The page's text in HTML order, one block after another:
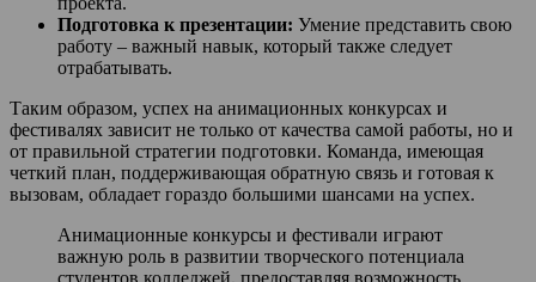
Подготовка к презентации: Умение представить свою
работу – важный навык, который также следует
отрабатывать.
Таким образом, успех на анимационных конкурсах и
фестивалях зависит не только от качества самой работы, но и
от правильной стратегии подготовки. Команда, имеющая
четкий план, поддерживающая обратную связь и готовая к
вызовам, обладает гораздо большими шансами на успех.
Анимационные конкурсы и фестивали играют
важную роль в развитии творческого потенциала